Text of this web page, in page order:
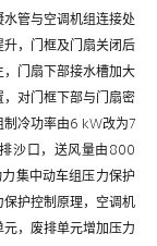
管与空调机组连接处
，门框及门扇关闭后
门扇下部接水槽加大
对门框下部与门扇密
制冷功率由6 kW改为7
沙口，送风量由800
集中动车组压力保护
护控制原理，空调机
，废排单元增加压力